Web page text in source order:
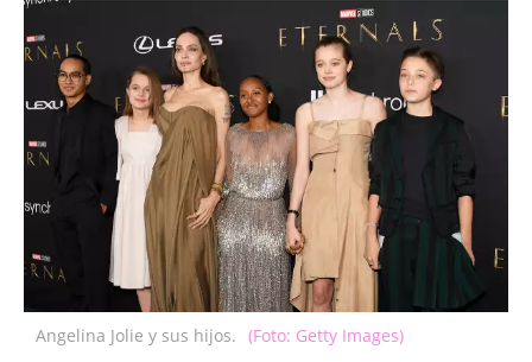
Angelina Jolie y sus hijos. (Foto: Getty Images)